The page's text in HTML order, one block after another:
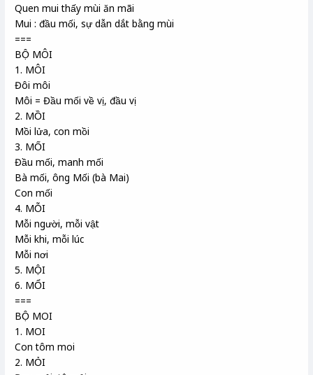
Quen mui thấy mùi ăn mãi
Mui : đầu mối, sự dẫn dắt bằng mùi
===
BỘ MÔI
1. MÔI
Đôi môi
Môi = Đầu mối về vị, đầu vị
2. MỒI
Mồi lửa, con mồi
3. MỐI
Đầu mối, manh mối
Bà mối, ông Mối (bà Mai)
Con mối
4. MỖI
Mỗi người, mỗi vật
Mỗi khi, mỗi lúc
Mỗi nơi
5. MỘI
6. MỔI
===
BỘ MOI
1. MOI
Con tôm moi
2. MỎI